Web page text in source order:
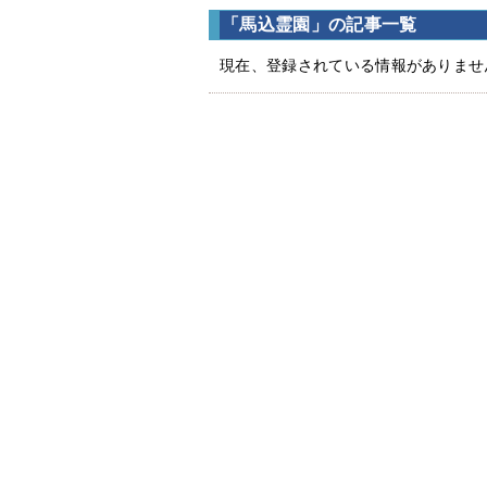
「馬込霊園」の記事一覧
現在、登録されている情報がありま